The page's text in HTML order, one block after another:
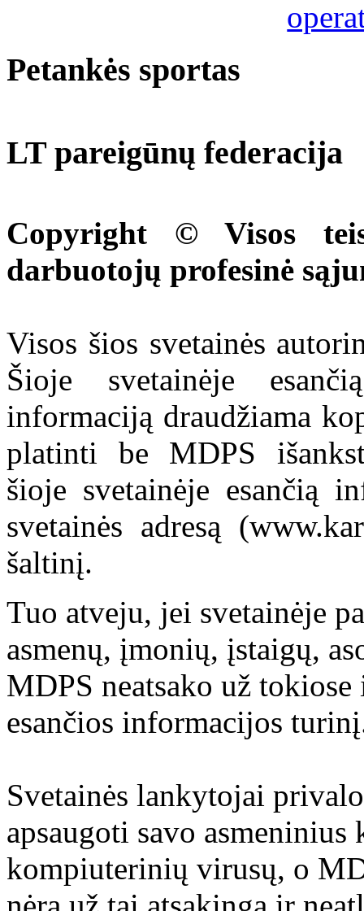
Petankės sportas
LT pareigūnų federacija
Copyright © Visos
darbuotojų profesinė
Visos šios svetainės
Šioje svetainėje
informaciją draudžiama
platinti be MDPS
šioje svetainėje esančią
svetainės adresą
šaltinį.
Tuo atveju, jei svetainėje
asmenų, įmonių, įstaigų,
MDPS neatsako už tokiose
esančios informacijos
Svetainės lankytojai
apsaugoti savo
kompiuterinių virusų, o